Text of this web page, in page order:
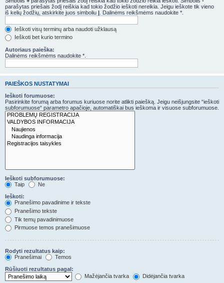
parašytas priešais žodį reiškia kad tokio žodžio ieškoti nereikia. Jeigu ieškote tik vieno
iš kelių žodžių, atskirkite juos simboliu | . Dalinėms reikšmėms naudokite *.
Ieškoti visų terminų arba naudoti užklausą
Ieškoti bet kurio termino
Autoriaus paieška:
Dalinėms reikšmėms naudokite *.
PAIEŠKOS NUSTATYMAI
Ieškoti forumuose:
Pasirinkite forumą arba forumus kuriuose norite atlikti paiešką. Jeigu neišjungsite “ieškoti
subforumuose“ parametro apačioje, automatiškai bus ieškoma ir visuose subforumuose.
Ieškoti subforumuose:
Taip
Ne
Ieškoti:
Pranešimo pavadinime ir tekste
Pranešimo tekste
Tik temų pavadinimuose
Pirmuose temos pranešimuose
Rodyti rezultatus kaip:
Pranešimai
Temos
Rūšiuoti rezultatus pagal:
Mažėjančia tvarka
Didėjančia tvarka